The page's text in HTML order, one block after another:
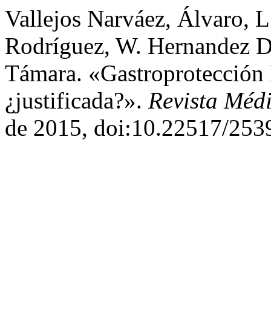
Vallejos Narváez, Álvaro,
Rodríguez, W. Hernandez
Támara.
¿justificada?». Revista
de 2015, doi:10.22517/